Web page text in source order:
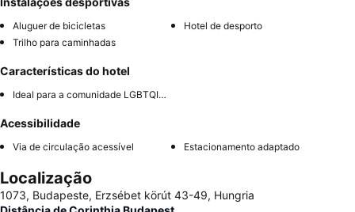
Aluguer de bicicletas
Hotel de desporto
Trilho para caminhadas
Características do hotel
Ideal para a comunidade LGBTQIA+
Acessibilidade
Via de circulação acessível Estacionamento adaptado
Localização
1073, Budapeste, Erzsébet körút 43-49, Hungria